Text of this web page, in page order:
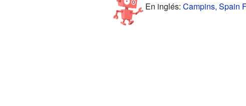
En inglés: Campins, Spain